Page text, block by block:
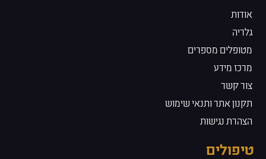
אודות
גלריה
מטופלים מספרים
מרכז מידע
צור קשר
תקנון אתר ותנאי שימוש
הצהרת נגישות
טיפולים